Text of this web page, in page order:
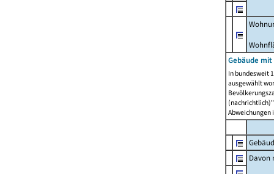
Gebäude
In bundesweit
ausgewählt
Abweichungen
Davon